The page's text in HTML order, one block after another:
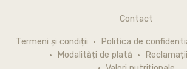
Contact
Termeni și condiții Politica de
Modalități de plată
Reclamații